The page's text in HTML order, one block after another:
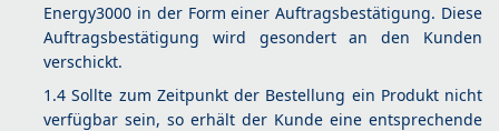
Energy3000 in der Form einer Auftragsbestätigung. Diese
Auftragsbestätigung wird gesondert an den Kunden
verschickt.
1.4 Sollte zum Zeitpunkt der Bestellung ein Produkt nicht
verfügbar sein, so erhält der Kunde eine entsprechende